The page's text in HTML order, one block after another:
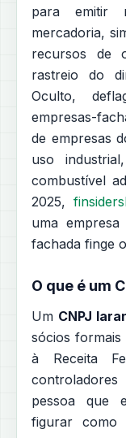
para emitir
mercadoria,
recursos de
rastreio do
Oculto,
empresas-
de empresas
uso
combustível
2025,
uma
fachada finge
O que é um
Um CNPJ
sócios
à Receita
pessoa que
figurar como